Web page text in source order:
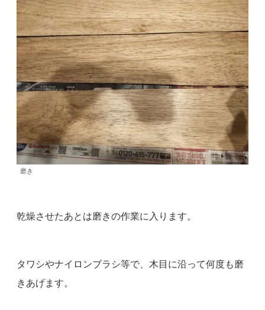
磨き
乾燥させたあとは磨きの作業に入ります。
タワシやナイロンブラシ等で、木目に沿って何度も磨
きあげます。